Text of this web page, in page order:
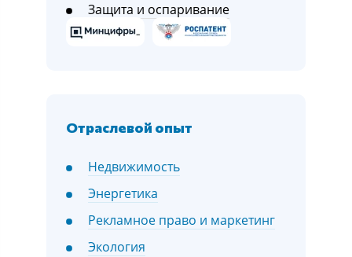
Защита и оспаривание
Отраслевой опыт
Недвижимость
Энергетика
Рекламное право и маркетинг
Экология